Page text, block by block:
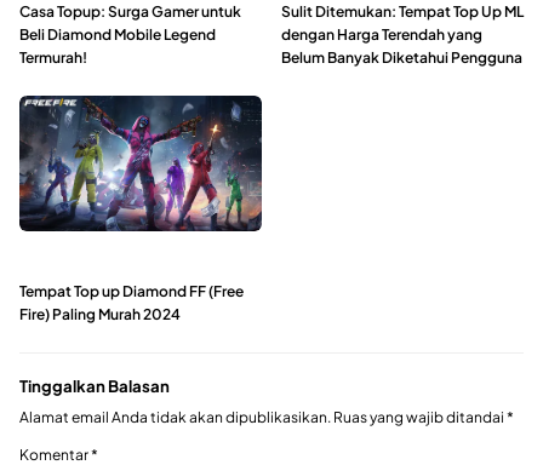
Casa Topup: Surga Gamer untuk
Beli Diamond Mobile Legend
Termurah!
Sulit Ditemukan: Tempat Top Up ML
dengan Harga Terendah yang
Belum Banyak Diketahui Pengguna
Tempat Top up Diamond FF (Free
Fire) Paling Murah 2024
Tinggalkan Balasan
Alamat email Anda tidak akan dipublikasikan. Ruas yang wajib ditandai *
Komentar*